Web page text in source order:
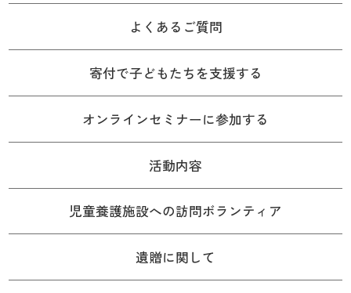
よくあるご質問
寄付で子どもたちを支援する
オンラインセミナーに参加する
活動内容
児童養護施設への訪問ボランティア
遺贈に関して